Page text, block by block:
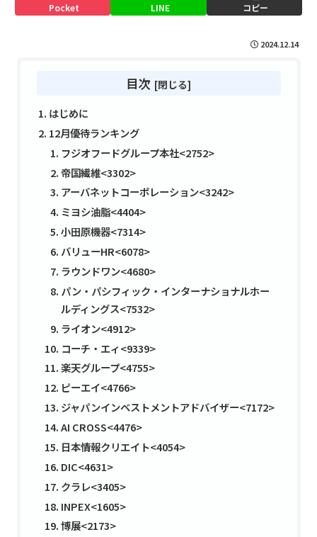
Pocket LINE コピー
2024.12.14
目次
はじめに
12月優待ランキング
フジオフードグループ本社<2752>
帝国繊維<3302>
アーバネットコーポレーション<3242>
ミヨシ油脂<4404>
小田原機器<7314>
バリューHR<6078>
ラウンドワン<4680>
パン・パシフィック・インターナショナルホー
ルディングス<7532>
ライオン<4912>
コーチ・エィ<9339>
楽天グループ<4755>
ピーエイ<4766>
ジャパンインベストメントアドバイザー<7172>
AI CROSS<4476>
日本情報クリエイト<4054>
DIC<4631>
クラレ<3405>
INPEX<1605>
博展<2173>